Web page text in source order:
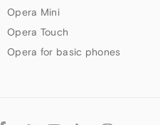
Opera Mini
Opera Touch
Opera for basic phones
Follow